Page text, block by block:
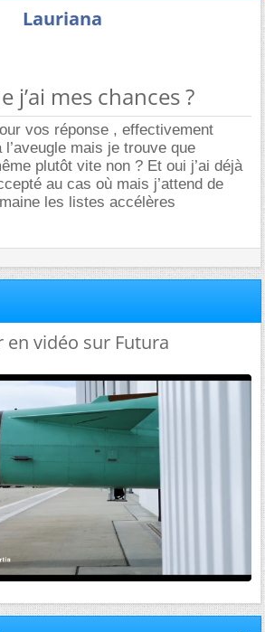
Lauriana
j’ai mes chances ?
vos réponse , effectivement
l’aveugle mais je trouve que
plutôt vite non ? Et oui j’ai déjà
au cas où mais j’attend de
les listes accélères
en vidéo sur Futura